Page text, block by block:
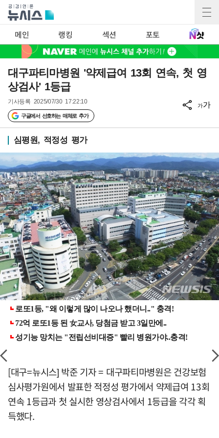
메인 랭킹 섹션 포토
대구파티마병원 '약제급여 13회 연속, 첫 영
상검사' 1등급
기사등록 2025/07/30 17:22:10
구글에서 선호하는 매체로 추가
가가
심평원, 적정성 평가
[대구=뉴시스] 박준 기자 = 대구파티마병원은 건강보험
심사평가원에서 발표한 적정성 평가에서 약제급여 13회
연속 1등급과 첫 실시한 영상검사에서 1등급을 각각 획
득했다.